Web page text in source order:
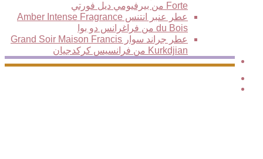
Forte من بيرفيومي ديل فورتي
عطر عنبر انتنس Amber Intense Fragrance
du Bois من فراغرانس دو بوا
عطر جراند سوار Grand Soir Maison Francis
Kurkdjian من فرانسيس كركدجيان
Elite